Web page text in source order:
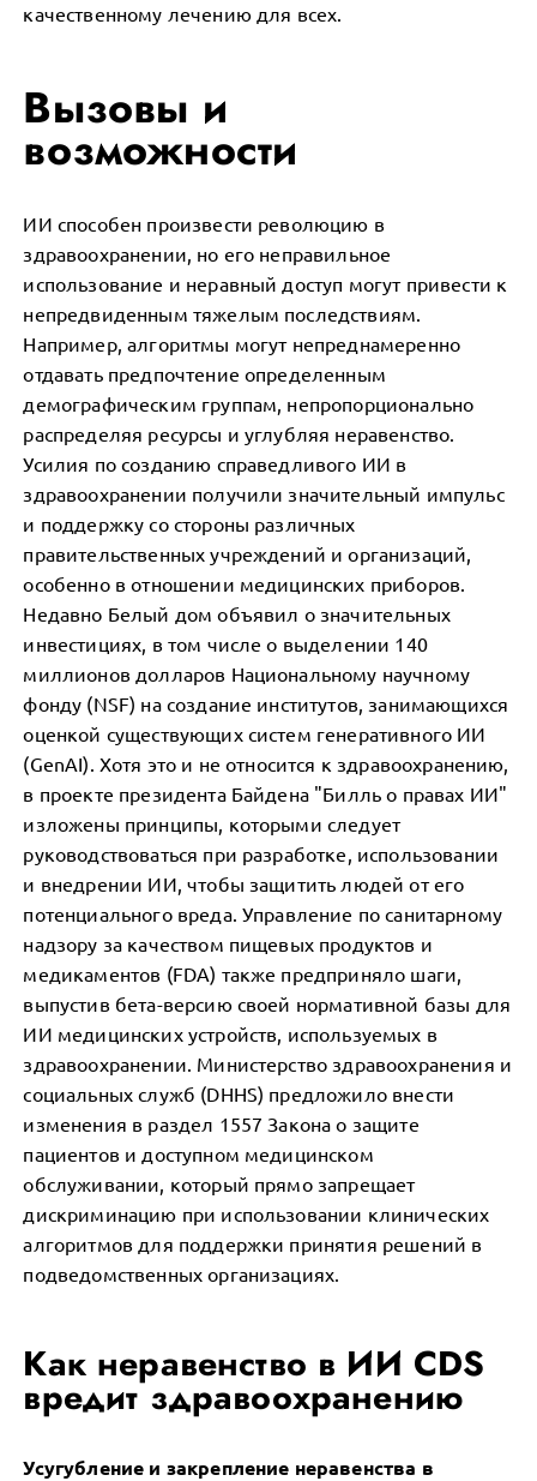
качественному лечению для всех.
Вызовы и
возможности
ИИ способен произвести революцию в
здравоохранении, но его неправильное
использование и неравный доступ могут привести к
непредвиденным тяжелым последствиям.
Например, алгоритмы могут непреднамеренно
отдавать предпочтение определенным
демографическим группам, непропорционально
распределяя ресурсы и углубляя неравенство.
Усилия по созданию справедливого ИИ в
здравоохранении получили значительный импульс
и поддержку со стороны различных
правительственных учреждений и организаций,
особенно в отношении медицинских приборов.
Недавно Белый дом объявил о значительных
инвестициях, в том числе о выделении 140
миллионов долларов Национальному научному
фонду (NSF) на создание институтов, занимающихся
оценкой существующих систем генеративного ИИ
(GenAI). Хотя это и не относится к здравоохранению,
в проекте президента Байдена "Билль о правах ИИ"
изложены принципы, которыми следует
руководствоваться при разработке, использовании
и внедрении ИИ, чтобы защитить людей от его
потенциального вреда. Управление по санитарному
надзору за качеством пищевых продуктов и
медикаментов (FDA) также предприняло шаги,
выпустив бета-версию своей нормативной базы для
ИИ медицинских устройств, используемых в
здравоохранении. Министерство здравоохранения и
социальных служб (DHHS) предложило внести
изменения в раздел 1557 Закона о защите
пациентов и доступном медицинском
обслуживании, который прямо запрещает
дискриминацию при использовании клинических
алгоритмов для поддержки принятия решений в
подведомственных организациях.
Как неравенство в ИИ CDS
вредит здравоохранению
Усугубление и закрепление неравенства в